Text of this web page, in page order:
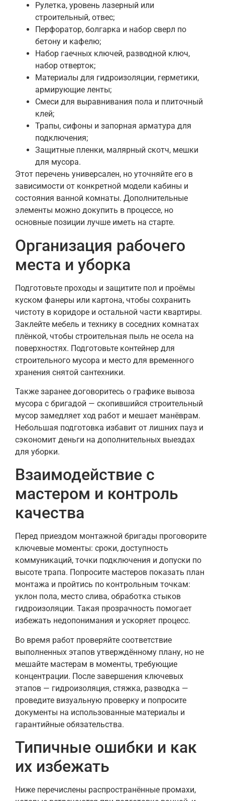
Рулетка, уровень лазерный или
строительный, отвес;
Перфоратор, болгарка и набор сверл по
бетону и кафелю;
Набор гаечных ключей, разводной ключ,
набор отверток;
Материалы для гидроизоляции, герметики,
армирующие ленты;
Смеси для выравнивания пола и плиточный
клей;
Трапы, сифоны и запорная арматура для
подключения;
Защитные пленки, малярный скотч, мешки
для мусора.
Этот перечень универсален, но уточняйте его в
зависимости от конкретной модели кабины и
состояния ванной комнаты. Дополнительные
элементы можно докупить в процессе, но
основные позиции лучше иметь на старте.
Организация рабочего
места и уборка
Подготовьте проходы и защитите пол и проёмы
куском фанеры или картона, чтобы сохранить
чистоту в коридоре и остальной части квартиры.
Заклейте мебель и технику в соседних комнатах
плёнкой, чтобы строительная пыль не осела на
поверхностях. Подготовьте контейнер для
строительного мусора и место для временного
хранения снятой сантехники.
Также заранее договоритесь о графике вывоза
мусора с бригадой — скопившийся строительный
мусор замедляет ход работ и мешает манёврам.
Небольшая подготовка избавит от лишних пауз и
сэкономит деньги на дополнительных выездах
для уборки.
Взаимодействие с
мастером и контроль
качества
Перед приездом монтажной бригады проговорите
ключевые моменты: сроки, доступность
коммуникаций, точки подключения и допуски по
высоте трапа. Попросите мастеров показать план
монтажа и пройтись по контрольным точкам:
уклон пола, место слива, обработка стыков
гидроизоляции. Такая прозрачность помогает
избежать недопонимания и ускоряет процесс.
Во время работ проверяйте соответствие
выполненных этапов утверждённому плану, но не
мешайте мастерам в моменты, требующие
концентрации. После завершения ключевых
этапов — гидроизоляция, стяжка, разводка —
проведите визуальную проверку и попросите
документы на использованные материалы и
гарантийные обязательства.
Типичные ошибки и как
их избежать
Ниже перечислены распространённые промахи,